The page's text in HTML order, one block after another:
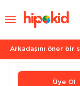
Arkadaşını öner bir
Üye Ol